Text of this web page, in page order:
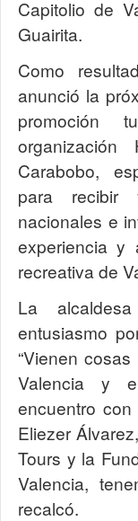
Capitolio de
Guairita.
Como
anunció la
promoción
Carabobo,
para recibir
nacionales e
experiencia y
recreativa de
La
entusiasmo
“Vienen
Valencia y
encuentro
Eliezer
Tours y la
Valencia,
recalcó.